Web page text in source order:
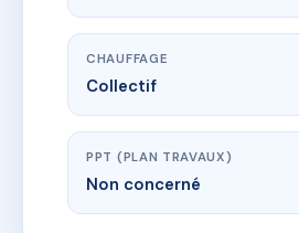
CHAUFFAGE
Collectif
PPT (PLAN TRAVAUX)
Non concerné